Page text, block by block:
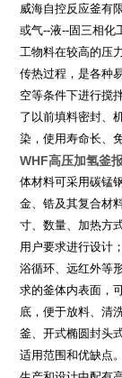
威海自控反应釜有
或气--液--固三相化
工物料在较高的压
传热过程，是各种
空等条件下进行搅
了以前填料密封、
染，使用寿命长、
WHF高压加氢釜
体材料可采用碳锰
金、锆及其复合材
寸、数量、加热方
用户要求进行设计
浴循环、远红外等
求的釜体内表面，
底，便于放料、清
釜、开式椭圆封头
适用范围和优缺点